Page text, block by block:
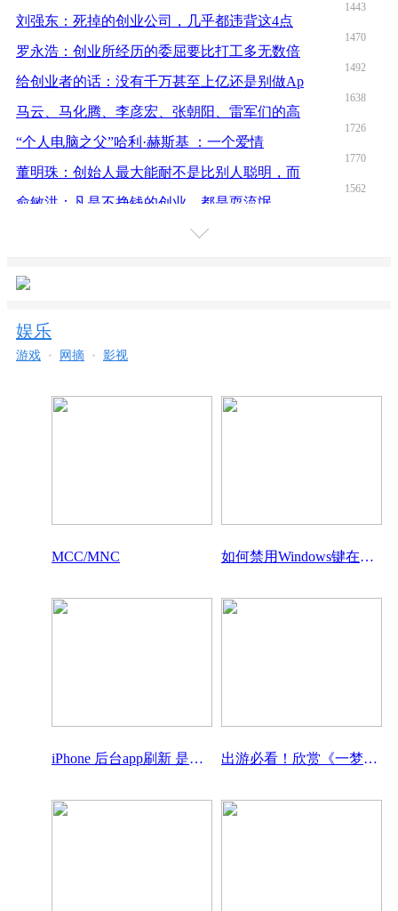
1443
刘强东：死掉的创业公司，几乎都违背这4点
1470
罗永浩：创业所经历的委屈要比打工多无数倍
1492
给创业者的话：没有千万甚至上亿还是别做Ap
1638
马云、马化腾、李彦宏、张朝阳、雷军们的高
1726
“个人电脑之父”哈利·赫斯基 ：一个爱情
1770
董明珠：创始人最大能耐不是比别人聪明，而
1562
俞敏洪：凡是不挣钱的创业，都是耍流氓
从锤子和老罗说起：“领袖”标签没那么重要
创始人周源：6岁的知乎创造了1500万个问题
赛诺：2016全球手机出货14.7亿部，四成是贴
华为 8 年女硕士离职信，值得每个人思考
2001
闻泰通讯当选中国手机供应链最佳雇主
娱乐
游戏 • 网摘 • 影视
MCC/MNC 如何禁用Windows键在Windows 10 / 11中
iPhone 后台app刷新 是什么功能？ 出游必看！欣赏《一梦江湖》江南绝美风景照